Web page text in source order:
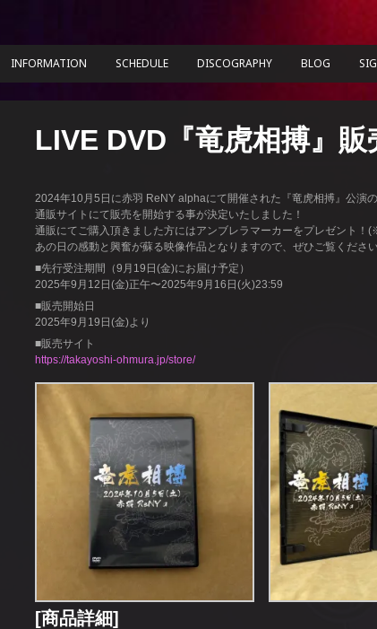
INFORMATION SCHEDULE DISCOGRAPHY BLOG
LIVE DVD『竜虎相搏』販
2024年10月5日に赤羽 ReNY alphaにて開催された『竜虎相搏』公演
通販サイトにて販売を開始する事が決定いたしました！
通販にてご購入頂きました方にはアンブレラマーカーをプレゼント！
あの日の感動と興奮が蘇る映像作品となりますので、ぜひご覧ください
■先行受注期間（9月19日(金)にお届け予定）
2025年9月12日(金)正午〜2025年9月16日(火)23:59
■販売開始日
2025年9月19日(金)より
■販売サイト
https://takayoshi-ohmura.jp/store/
[商品詳細]